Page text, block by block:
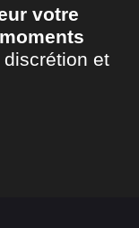
votre
et